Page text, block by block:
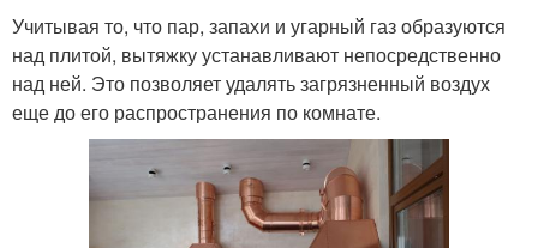
Учитывая то, что пар, запахи и угарный газ образуются
над плитой, вытяжку устанавливают непосредственно
над ней. Это позволяет удалять загрязненный воздух
еще до его распространения по комнате.